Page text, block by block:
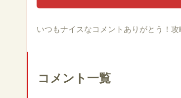
いつもナイスなコメントありがとう！攻
コメント一覧